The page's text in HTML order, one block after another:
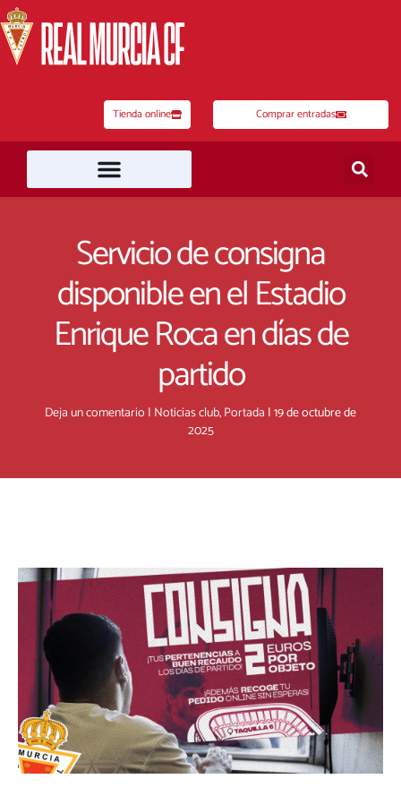
al
contenido
Tienda online Comprar entradas
Servicio de consigna
disponible en el Estadio
Enrique Roca en días de
partido
Deja un comentario | Noticias club,Portada |19 de octubre de
2025